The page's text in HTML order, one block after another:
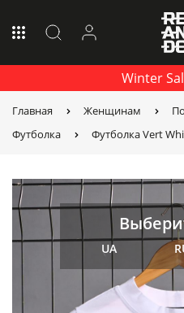
Winter
Главная Женщинам
Футболка
Футболка Vert
UA